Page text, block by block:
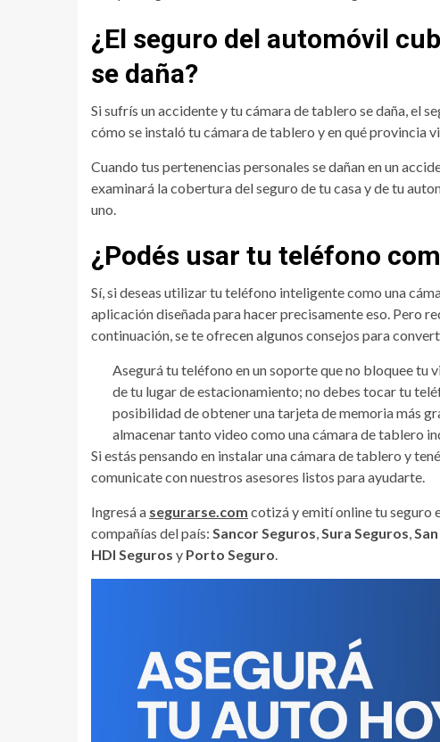
¿El seguro del automóvil
se daña?
Si sufrís un accidente y tu cámara de tablero se daña, el
cómo se instaló tu cámara de tablero y en qué provincia
Cuando tus pertenencias personales se dañan en un
examinará la cobertura del seguro de tu casa y de tu
uno.
¿Podés usar tu teléfono
Sí, si deseas utilizar tu teléfono inteligente como una
aplicación diseñada para hacer precisamente eso. Pero
continuación, se te ofrecen algunos consejos para
Asegurá tu teléfono en un soporte que no bloquee tu
de tu lugar de estacionamiento; no debes tocar tu
posibilidad de obtener una tarjeta de memoria más
almacenar tanto video como una cámara de tablero
Si estás pensando en instalar una cámara de tablero y
comunicate con nuestros asesores listos para ayudarte.
Ingresá a segurarse.com cotizá y emití online tu seguro
compañías del país: Sancor Seguros,Sura Seguros,
HDI Seguros y Porto Seguro.